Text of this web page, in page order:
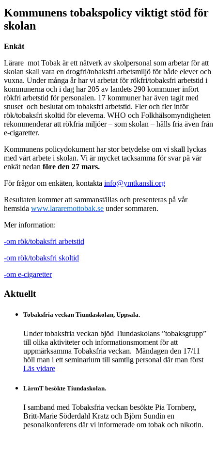
Kommunens tobakspolicy viktigt stöd för
skolan
Enkät
Lärare mot Tobak är ett nätverk av skolpersonal som arbetar för att
skolan skall vara en drogfri/tobaksfri arbetsmiljö för både elever och
vuxna. Under många år har vi arbetat för rökfri/tobaksfri arbetstid i
kommunerna och i dag har 205 av landets 290 kommuner infört
rökfri arbetstid för personalen. 17 kommuner har även tagit med
snuset och beslutat om tobaksfri arbetstid. Fler och fler inför
rök/tobaksfri skoltid för eleverna. WHO och Folkhälsomyndigheten
rekommenderar att rökfria miljöer – som skolan – hålls fria även från
e-cigaretter.
Kommunens policydokument har stor betydelse om vi skall lyckas
med vårt arbete i skolan. Vi är mycket tacksamma för svar på vår
enkät nedan före den 27 mars.
För frågor om enkäten, kontakta info@ymtkansli.org
Resultaten kommer att sammanställas och presenteras på vår
hemsida www.lararemottobak.se under sommaren.
Mer information:
-om rök/tobaksfri arbetstid
-om rök/tobaksfri skoltid
-om e-cigaretter
Aktuellt
Tobaksfria veckan Tiundaskolan, Uppsala.
Under tobaksfria veckan bjöd Tiundaskolans ”tobaksgrupp”
till olika aktiviteter och informationsmoment för att
uppmärksamma Tobaksfria veckan. Måndagen den 17/11
höll man i ett seminarium till samtlig personal där man först
Läs vidare
LärmT besökte Tiundaskolan.
I samband med Tobaksfria veckan besökte Pia Tornberg,
Britt-Marie Söderdahl Kratz och Björn Sundin en
pesonalkonferens där vi informerade om tobak och nikotin.